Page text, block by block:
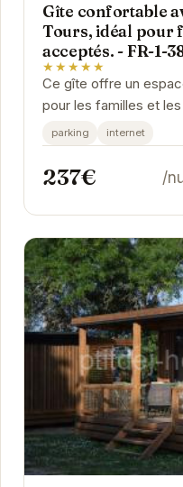
Gîte confortable
Tours, idéal pour
acceptés. - FR-1-
★★★★★
Ce gîte offre un
pour les familles et
animaux de
parking internet
237€ /